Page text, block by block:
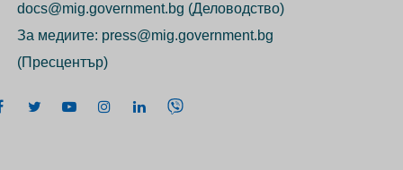
docs@mig.government.bg (Деловодство)
За медиите: press@mig.government.bg
(Пресцентър)